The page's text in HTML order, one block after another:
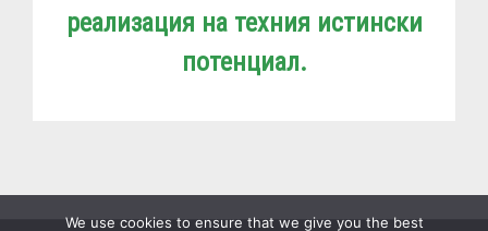
реализация на техния истински
потенциал.
We use cookies to ensure that we give you the best